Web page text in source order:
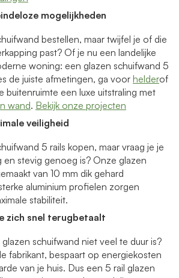
mogelijkheden
bestellen, maar twijfel je of die
past? Of je nu een landelijke
woning: een glazen schuifwand 5
de juiste afmetingen, ga voor helderof
buitenruimte een luxe uitstraling met
wand. Bekijk onze projecten
veiligheid
5 rails kopen, maar vraag je je
en stevig genoeg is? Onze glazen
van 10 mm dik gehard
aluminium profielen zorgen
stabiliteit.
zich snel terugbetaalt
schuifwand niet veel te duur is?
fabrikant, bespaart op energiekosten
van je huis. Dus een 5 rail glazen